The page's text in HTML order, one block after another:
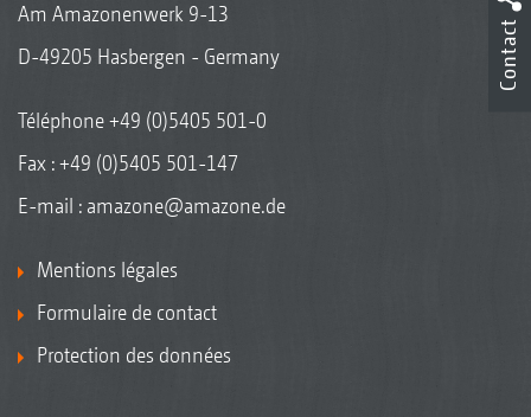
Am Amazonenwerk 9-13
D-49205 Hasbergen - Germany
Téléphone+49 (0)5405 501-0
Fax : +49 (0)5405 501-147
E-mail : amazone@amazone.de
Mentions légales
Formulaire de contact
Protection des données
Contact